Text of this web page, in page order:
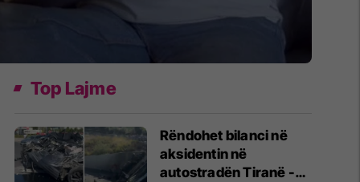
Top Lajme
​Rëndohet bilanci në
aksidentin në
autostradën Tiranë -